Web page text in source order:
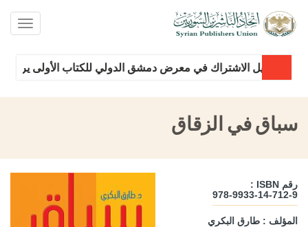
دليل الاشتراك في معرض دمشق الدولي للكتاب الأولى يرجى
سباق في الزقاق
رقم ISBN :
978-9933-14-712-9
المؤلف : طارق البكري